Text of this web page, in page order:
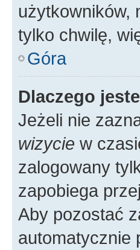
użytkowników,
tylko chwilę,
Góra
Dlaczego
Jeżeli nie
wizycie w
zalogowany
zapobiega
Aby pozostać
automatycznie